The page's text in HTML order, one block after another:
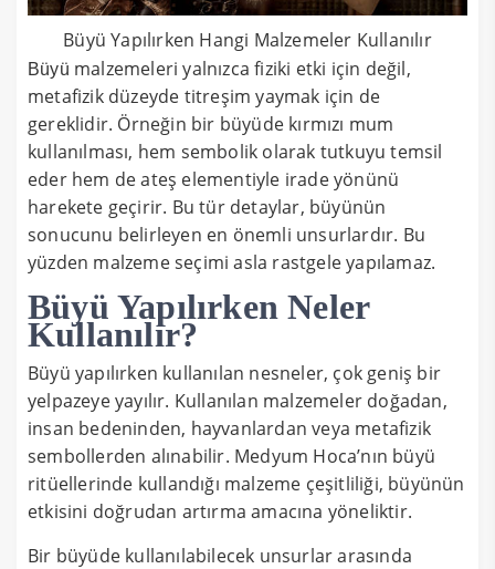
Büyü Yapılırken Hangi Malzemeler Kullanılır
Büyü malzemeleri yalnızca fiziki etki için değil,
metafizik düzeyde titreşim yaymak için de
gereklidir. Örneğin bir büyüde kırmızı mum
kullanılması, hem sembolik olarak tutkuyu temsil
eder hem de ateş elementiyle irade yönünü
harekete geçirir. Bu tür detaylar, büyünün
sonucunu belirleyen en önemli unsurlardır. Bu
yüzden malzeme seçimi asla rastgele yapılamaz.
Büyü Yapılırken Neler
Kullanılır?
Büyü yapılırken kullanılan nesneler, çok geniş bir
yelpazeye yayılır. Kullanılan malzemeler doğadan,
insan bedeninden, hayvanlardan veya metafizik
sembollerden alınabilir. Medyum Hoca’nın büyü
ritüellerinde kullandığı malzeme çeşitliliği, büyünün
etkisini doğrudan artırma amacına yöneliktir.
Bir büyüde kullanılabilecek unsurlar arasında